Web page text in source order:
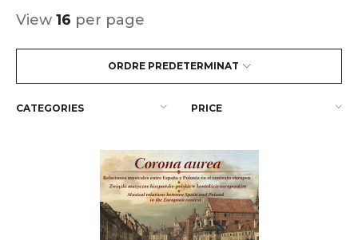
ORDRE PREDETERMINAT
View 16 per page
CATEGORIES PRICE